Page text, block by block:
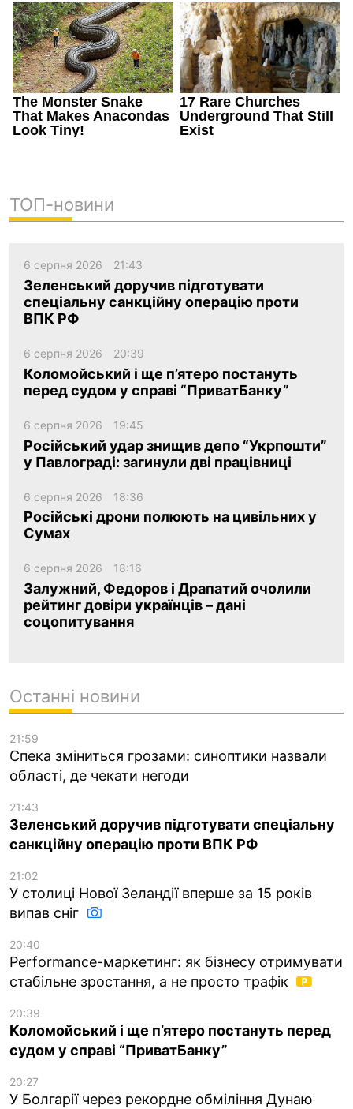
ТОП-новини
6 серпня 2026 21:43
Зеленський доручив підготувати
спеціальну санкційну операцію проти
ВПК РФ
6 серпня 2026 20:39
Коломойський і ще п’ятеро постануть
перед судом у справі “ПриватБанку”
6 серпня 2026 19:45
Російський удар знищив депо “Укрпошти”
у Павлограді: загинули дві працівниці
6 серпня 2026 18:36
Російські дрони полюють на цивільних у
Сумах
6 серпня 2026 18:16
Залужний, Федоров і Драпатий очолили
рейтинг довіри українців – дані
соцопитування
Останні новини
21:59
Спека зміниться грозами: синоптики назвали
області, де чекати негоди
21:43
Зеленський доручив підготувати спеціальну
санкційну операцію проти ВПК РФ
21:02
У столиці Нової Зеландії вперше за 15 років
випав сніг
20:40
Performance-маркетинг: як бізнесу отримувати
стабільне зростання, а не просто трафік
20:39
Коломойський і ще п’ятеро постануть перед
судом у справі “ПриватБанку”
20:27
У Болгарії через рекордне обміління Дунаю